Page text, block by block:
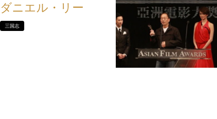
ダニエル・リー
三国志